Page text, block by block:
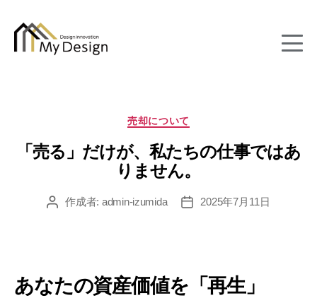
カ
ゴ
リ
ー
売却について
「売る」だけが、私たちの仕事ではあ
りません。
投 作成者: admin-izumida
投
2025年7月11日
あなたの資産価値を「再生」